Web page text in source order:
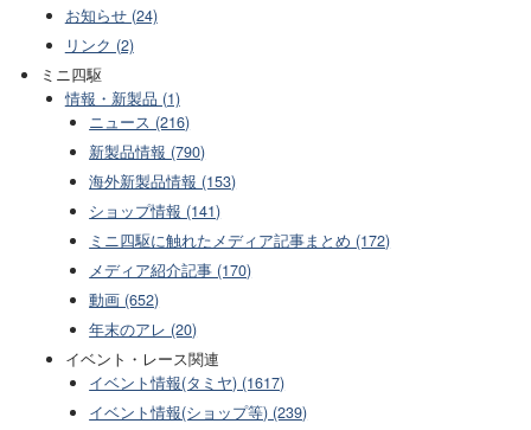
お知らせ (24)
リンク (2)
ミニ四駆
情報・新製品 (1)
ニュース (216)
新製品情報 (790)
海外新製品情報 (153)
ショップ情報 (141)
ミニ四駆に触れたメディア記事まとめ (172)
メディア紹介記事 (170)
動画 (652)
年末のアレ (20)
イベント・レース関連
イベント情報(タミヤ) (1617)
イベント情報(ショップ等) (239)